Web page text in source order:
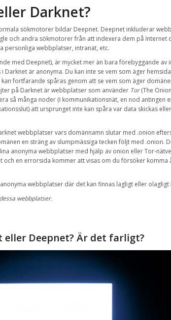
Darknet?
sökmotorer bildar Deepnet. Deepnet inkluderar
och andra sökmotorerfrån att indexera dem på Internet
personliga webbplatser, intranät, etc.
med Deepnet), är mycket mer än bara förebyggande av
i Darknet är anonyma. Du kan inte se vem som äger
kan fortfarande spåras genom att se vem som äger
på Darknet ärwebbplatser som använder Tor (The Onion
så många noder (I kommunikationsnät, en nod antingen
att ursprunget inte kan spåra var data skickas
webbplatser vars domännamn slutar med .onion
en sträng av slumpmässiga tecken följt med .onion.
anonyma webbplatser med hjälp av onion ellerTor-
och en errorsida kommer att visas om du försöker komma
anonyma webbplatser där det kan finnas lagligt eller olagligt
webbplatser.
eller Deepnet?Är det farligt?